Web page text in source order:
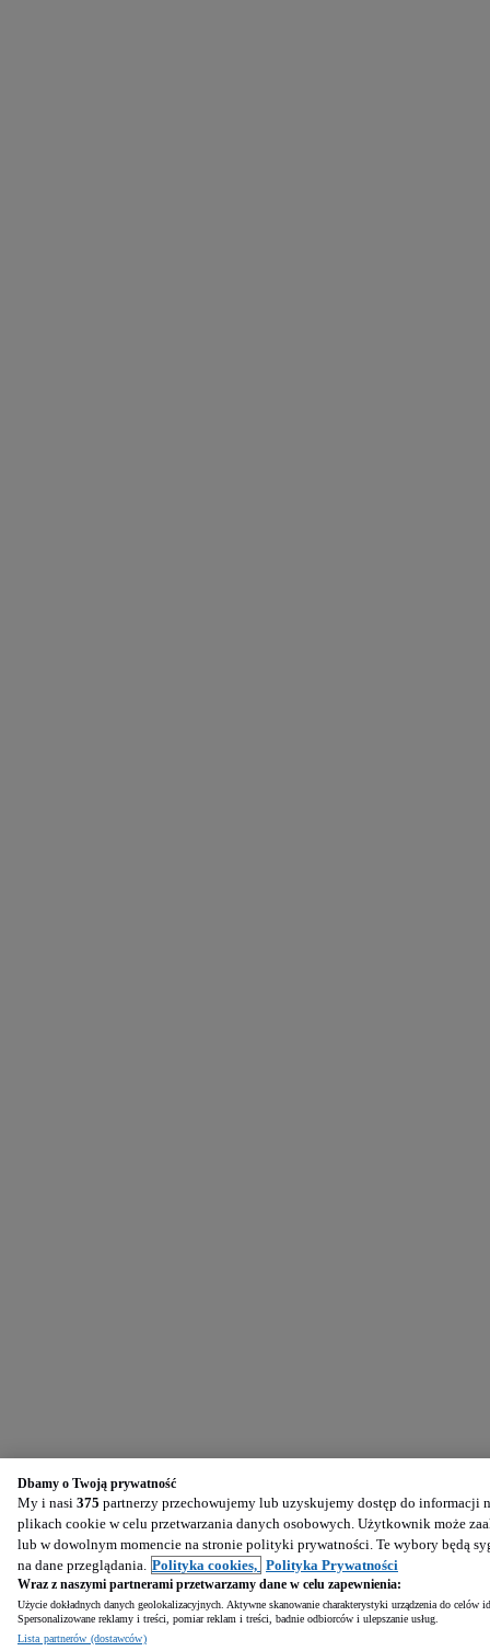
Dbamy o Twoją prywatność
My i nasi 375 partnerzy przechowujemy lub uzyskujemy dostęp do
plikach cookie w celu przetwarzania danych osobowych. Użytkownik może
lub w dowolnym momencie na stronie polityki prywatności. Te wybory będą
na dane przeglądania. Polityka cookies, Polityka Prywatności
Wraz z naszymi partnerami przetwarzamy dane w celu zapewnienia:
Użycie dokładnych danych geolokalizacyjnych. Aktywne skanowanie charakterystyki urządzenia do
Spersonalizowane reklamy i treści, pomiar reklam i treści, badnie odbiorców i ulepszanie usług.
Lista partnerów (dostawców)